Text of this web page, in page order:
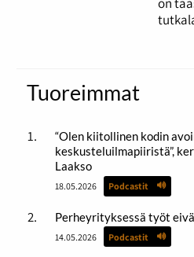
Tuoreimmat
“Olen kiitollinen kodin
keskusteluilmapiiristä”,
Laakso
18.05.2026 Podcastit
Perheyrityksessä työt
14.05.2026 Podcastit